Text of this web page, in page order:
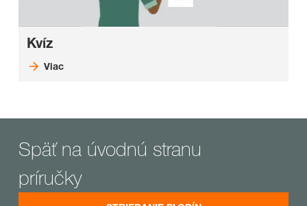
Kvíz
Viac
Späť na úvodnú stranu
príručky